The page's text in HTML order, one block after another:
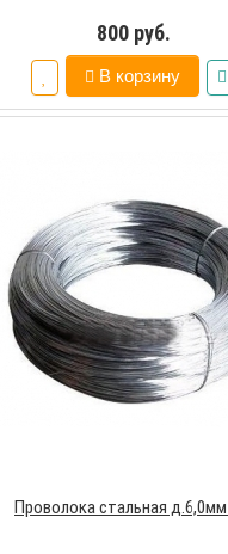
800 руб.
В корзину
Проволока стальная д.6,0мм